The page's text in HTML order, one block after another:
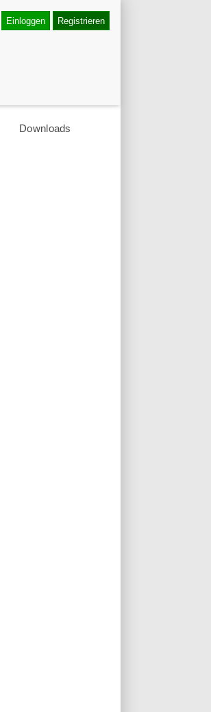
Einloggen Registrieren
Downloads